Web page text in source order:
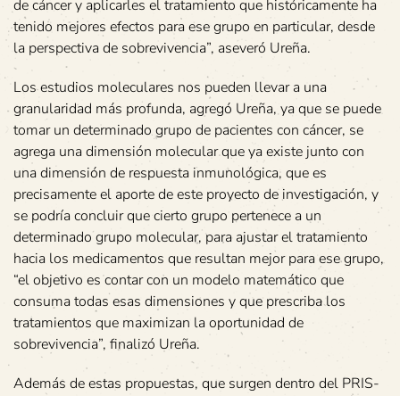
de cáncer y aplicarles el tratamiento que históricamente ha
tenido mejores efectos para ese grupo en particular, desde
la perspectiva de sobrevivencia”, aseveró Ureña.
Los estudios moleculares nos pueden llevar a una
granularidad más profunda, agregó Ureña, ya que se puede
tomar un determinado grupo de pacientes con cáncer, se
agrega una dimensión molecular que ya existe junto con
una dimensión de respuesta inmunológica, que es
precisamente el aporte de este proyecto de investigación, y
se podría concluir que cierto grupo pertenece a un
determinado grupo molecular, para ajustar el tratamiento
hacia los medicamentos que resultan mejor para ese grupo,
“el objetivo es contar con un modelo matemático que
consuma todas esas dimensiones y que prescriba los
tratamientos que maximizan la oportunidad de
sobrevivencia”, finalizó Ureña.
Además de estas propuestas, que surgen dentro del PRIS-